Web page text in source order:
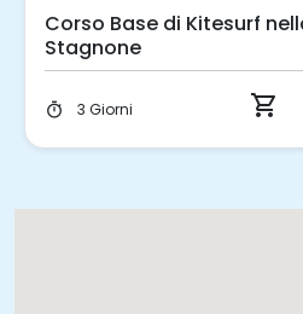
di Kitesurf nella Riserva dello
shopping_cart 360 €